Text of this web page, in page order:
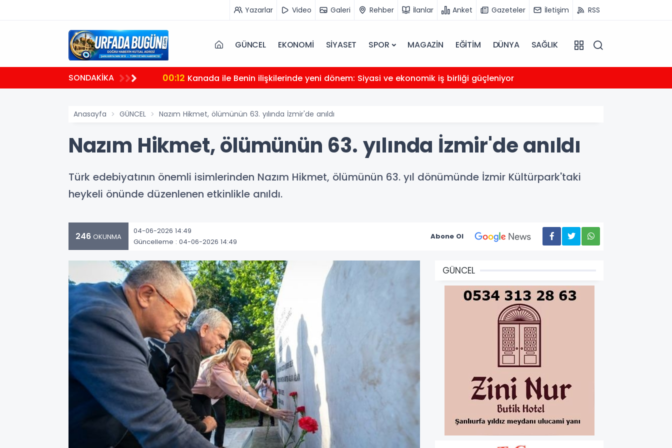
Yazarlar Video Galeri Rehber İlanlar Anket Gazeteler İletişim RSS
GÜNCEL EKONOMİ SİYASET SPOR MAGAZİN EĞİTİM DÜNYA SAĞLIK
SONDAKİKA 00:12 Kanada ile Benin ilişkilerinde yeni dönem: Siyasi ve ekonomik iş birliği güçleniyor
Anasayfa GÜNCEL Nazım Hikmet, ölümünün 63. yılında İzmir'de anıldı
Nazım Hikmet, ölümünün 63. yılında İzmir'de anıldı
Türk edebiyatının önemli isimlerinden Nazım Hikmet, ölümünün 63. yıl dönümünde İzmir Kültürpark'taki
heykeli önünde düzenlenen etkinlikle anıldı.
246 OKUNMA
04-06-2026 14:49
Güncelleme : 04-06-2026 14:49
Abone Ol
GÜNCEL